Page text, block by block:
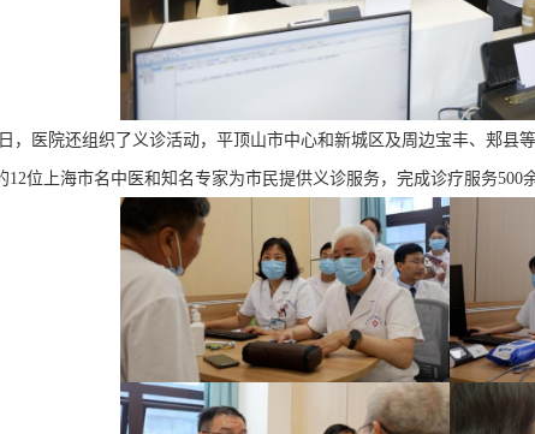
，医院还组织了义诊活动，平顶山市中心和新城区及周边宝丰、 郏县
12位 上海市名中医和知名专家为市民提供义诊服务，完成诊疗服务500